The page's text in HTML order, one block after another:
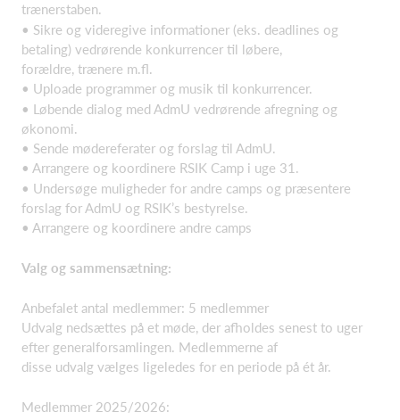
trænerstaben.
• Sikre og videregive informationer (eks. deadlines og
betaling) vedrørende konkurrencer til løbere,
forældre, trænere m.fl.
• Uploade programmer og musik til konkurrencer.
• Løbende dialog med AdmU vedrørende afregning og
økonomi.
• Sende mødereferater og forslag til AdmU.
• Arrangere og koordinere RSIK Camp i uge 31.
• Undersøge muligheder for andre camps og præsentere
forslag for AdmU og RSIK’s bestyrelse.
• Arrangere og koordinere andre camps
Valg og sammensætning:
Anbefalet antal medlemmer: 5 medlemmer
Udvalg nedsættes på et møde, der afholdes senest to uger
efter generalforsamlingen. Medlemmerne af
disse udvalg vælges ligeledes for en periode på ét år.
Medlemmer 2025/2026: